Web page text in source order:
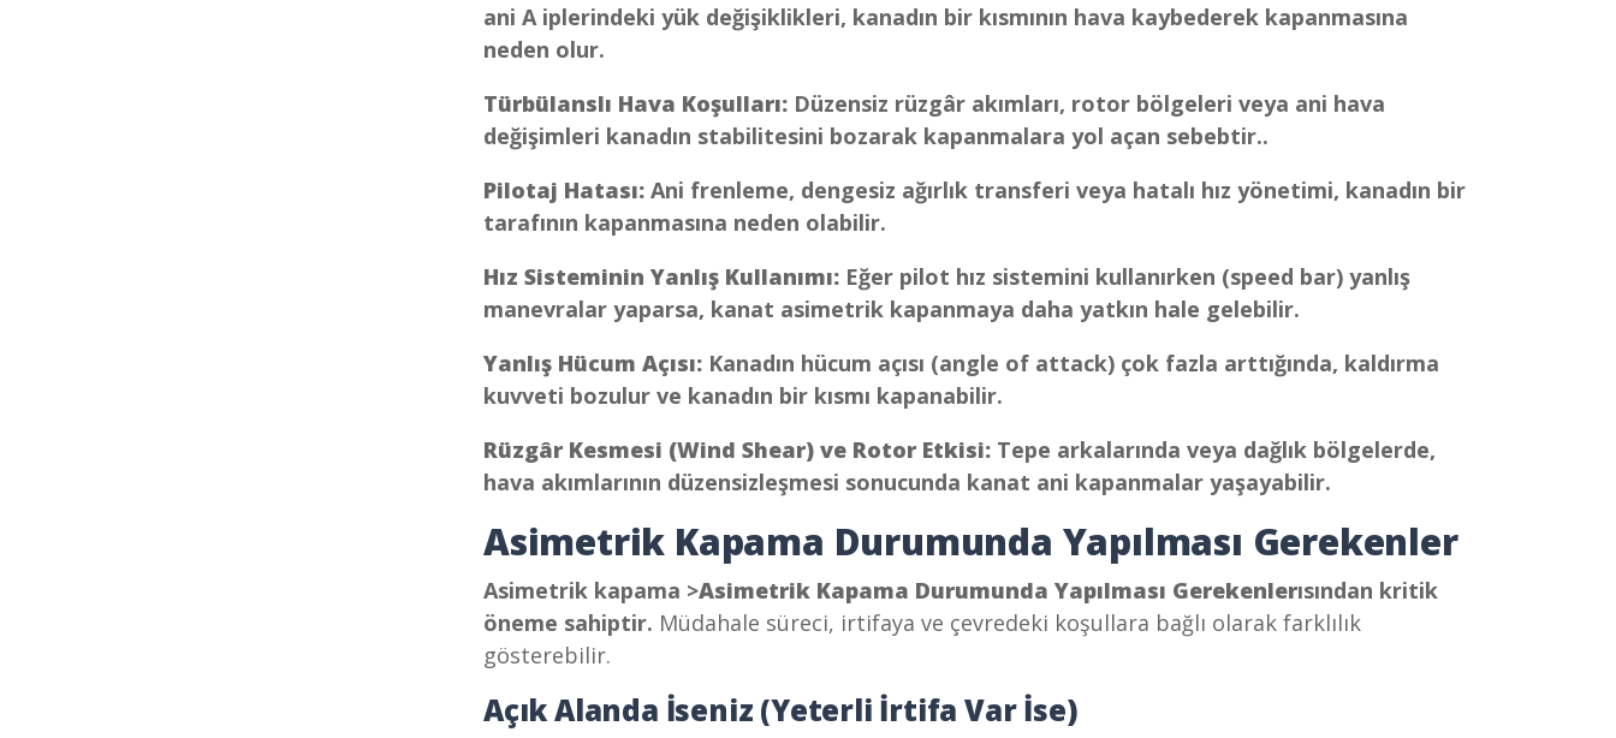
ani A iplerindeki yük değişiklikleri, kanadın bir kısmının hava kaybederek kapanmasına
neden olur.
Türbülanslı Hava Koşulları: Düzensiz rüzgâr akımları, rotor bölgeleri veya ani hava
değişimleri kanadın stabilitesini bozarak kapanmalara yol açan sebebtir..
Pilotaj Hatası: Ani frenleme, dengesiz ağırlık transferi veya hatalı hız yönetimi, kanadın bir
tarafının kapanmasına neden olabilir.
Hız Sisteminin Yanlış Kullanımı: Eğer pilot hız sistemini kullanırken (speed bar) yanlış
manevralar yaparsa, kanat asimetrik kapanmaya daha yatkın hale gelebilir.
Yanlış Hücum Açısı: Kanadın hücum açısı (angle of attack) çok fazla arttığında, kaldırma
kuvveti bozulur ve kanadın bir kısmı kapanabilir.
Rüzgâr Kesmesi (Wind Shear) ve Rotor Etkisi: Tepe arkalarında veya dağlık bölgelerde,
hava akımlarının düzensizleşmesi sonucunda kanat ani kapanmalar yaşayabilir.
Asimetrik Kapama Durumunda Yapılması Gerekenler
Asimetrik kapama >Asimetrik Kapama Durumunda Yapılması Gerekenlerısından kritik
öneme sahiptir. Müdahale süreci, irtifaya ve çevredeki koşullara bağlı olarak farklılık
gösterebilir.
Açık Alanda İseniz (Yeterli İrtifa Var İse)